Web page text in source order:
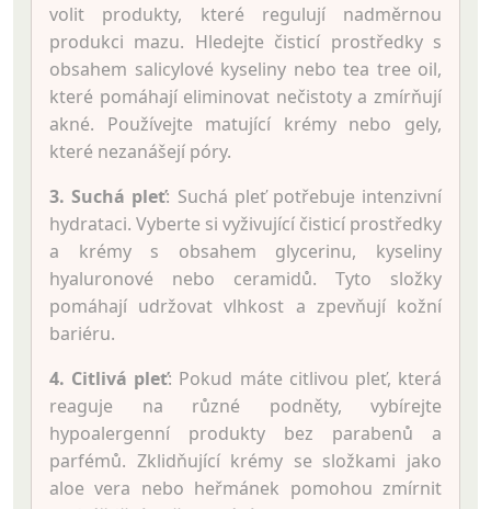
volit produkty, které regulují nadměrnou
produkci mazu. Hledejte čisticí prostředky s
obsahem salicylové kyseliny nebo tea tree oil,
které pomáhají eliminovat nečistoty a zmírňují
akné. Používejte matující krémy nebo gely,
které nezanášejí póry.
3. Suchá pleť: Suchá pleť potřebuje intenzivní
hydrataci. Vyberte si vyživující čisticí prostředky
a krémy s obsahem glycerinu, kyseliny
hyaluronové nebo ceramidů. Tyto složky
pomáhají udržovat vlhkost a zpevňují kožní
bariéru.
4. Citlivá pleť: Pokud máte citlivou pleť, která
reaguje na různé podněty, vybírejte
hypoalergenní produkty bez parabenů a
parfémů. Zklidňující krémy se složkami jako
aloe vera nebo heřmánek pomohou zmírnit